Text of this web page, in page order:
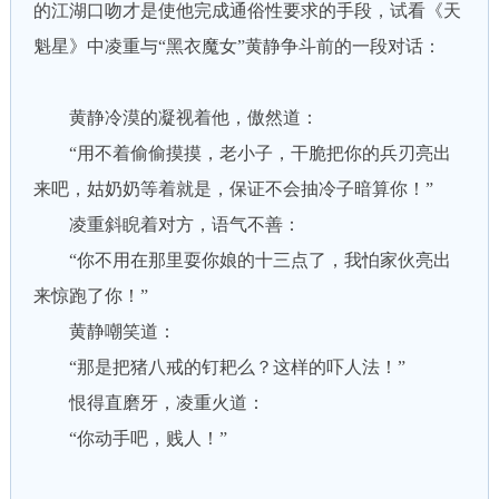
的江湖口吻才是使他完成通俗性要求的手段，试看《天
魁星》中凌重与“黑衣魔女”黄静争斗前的一段对话：
黄静冷漠的凝视着他，傲然道：
“用不着偷偷摸摸，老小子，干脆把你的兵刃亮出
来吧，姑奶奶等着就是，保证不会抽冷子暗算你！”
凌重斜睨着对方，语气不善：
“你不用在那里耍你娘的十三点了，我怕家伙亮出
来惊跑了你！”
黄静嘲笑道：
“那是把猪八戒的钉耙么？这样的吓人法！”
恨得直磨牙，凌重火道：
“你动手吧，贱人！”